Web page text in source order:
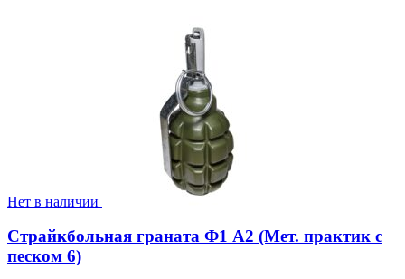
Нет в наличии
Страйкбольная граната Ф1 А2 (Мет. практик с
песком 6)